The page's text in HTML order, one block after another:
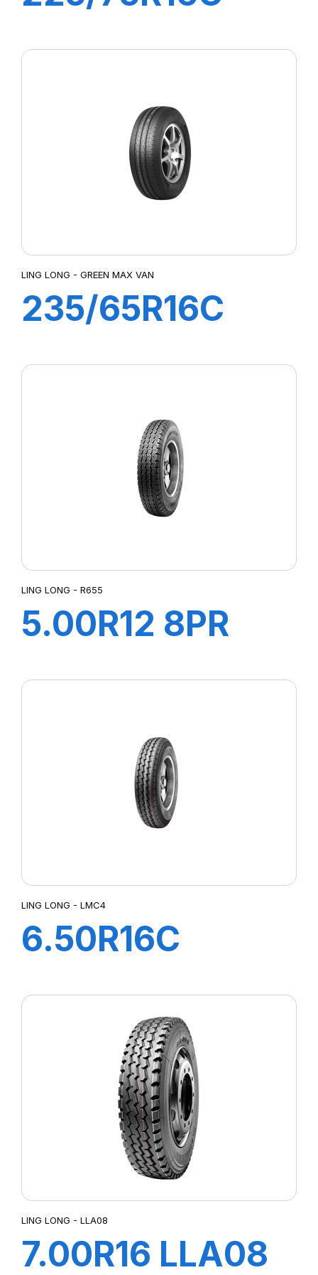
LING LONG - GREEN MAX VAN
235/65R16C
LING LONG - R655
5.00R12 8PR
LING LONG - LMC4
6.50R16C
LING LONG - LLA08
7.00R16 LLA08